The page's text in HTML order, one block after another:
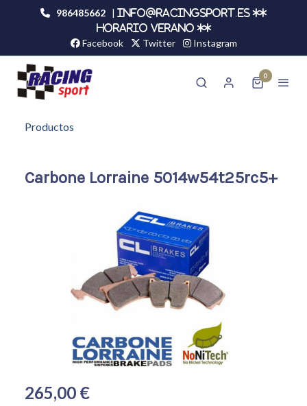
986485662 |
info@racingsport.es **
HORARIO VERANO **
Facebook Twitter Instagram
0
Productos
Carbone Lorraine 5014w54t25rc5+
265,00 €